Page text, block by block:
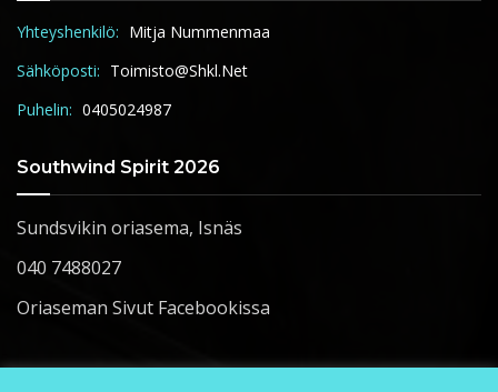
Yhteyshenkilö: Mitja Nummenmaa
Sähköposti: Toimisto@shkl.net
Puhelin: 0405024987
Southwind Spirit 2026
Sundsvikin oriasema, Isnäs
040 7488027
Oriaseman Sivut Facebookissa